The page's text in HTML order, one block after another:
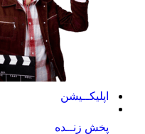
اپلیکــیشن
پخش زنــده